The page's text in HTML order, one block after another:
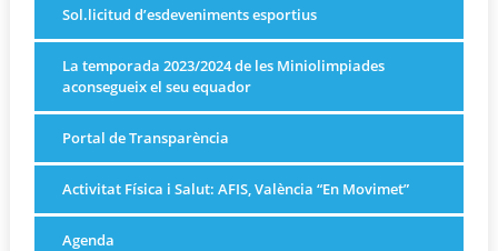
Sol.licitud d’esdeveniments esportius
La temporada 2023/2024 de les Miniolimpiades
aconsegueix el seu equador
Portal de Transparència
Activitat Física i Salut: AFIS, València “En Movimet”
Agenda